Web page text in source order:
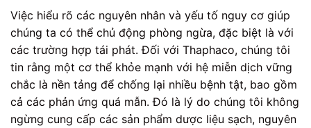
Việc hiểu rõ các nguyên nhân và yếu tố nguy cơ giúp
chúng ta có thể chủ động phòng ngừa, đặc biệt là với
các trường hợp tái phát. Đối với Thaphaco, chúng tôi
tin rằng một cơ thể khỏe mạnh với hệ miễn dịch vững
chắc là nền tảng để chống lại nhiều bệnh tật, bao gồm
cả các phản ứng quá mẫn. Đó là lý do chúng tôi không
ngừng cung cấp các sản phẩm dược liệu sạch, nguyên